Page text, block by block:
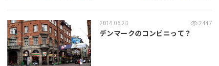
2014.06.20 2447
デンマークのコンビニって？